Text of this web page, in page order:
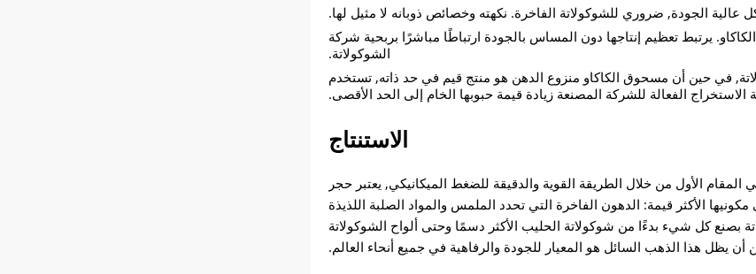
عالية الجودة, ضروري للشوكولاتة الفاخرة. نكهته وخصائص ذوبانه لا مثيل لها.
يرتبط تعظيم إنتاجها دون المساس بالجودة ارتباطًا مباشرًا بربحية شركة
الشوكولاتة.
في حين أن مسحوق الكاكاو منزوع الدهن هو منتج قيم في حد ذاته, تستخدم
الفعالة للشركة المصنعة زيادة قيمة حبوبها الخام إلى الحد الأقصى.
​الاستنتاج​
الأول من خلال الطريقة القوية والدقيقة للضغط الميكانيكي, يعتبر حجر
الأكثر قيمة: الدهون الفاخرة التي تحدد الملمس والمواد الصلبة اللذيذة
بصنع كل شيء بدءًا من شوكولاتة الحليب الأكثر دسمًا وحتى ألواح الشوكولاتة
أن يظل هذا الذهب السائل هو المعيار للجودة والرفاهية في جميع أنحاء العالم.